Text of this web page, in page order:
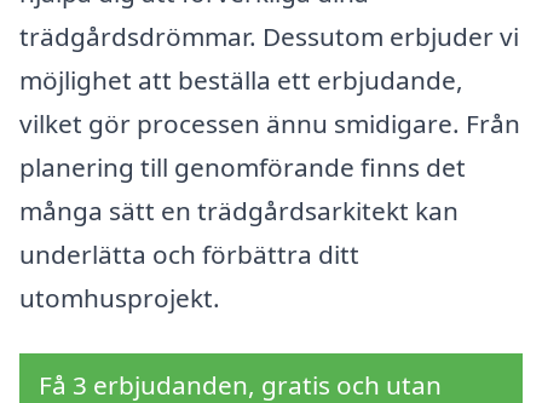
trädgårdsdrömmar. Dessutom erbjuder vi
möjlighet att beställa ett erbjudande,
vilket gör processen ännu smidigare. Från
planering till genomförande finns det
många sätt en trädgårdsarkitekt kan
underlätta och förbättra ditt
utomhusprojekt.
Få 3 erbjudanden, gratis och utan